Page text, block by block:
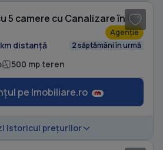
Casă individuală cu 5 camere cu Canalizare în Copou
Agenție
distanță 2 săptămâni în urmă
500 mp teren
pe Imobiliare.ro
istoricul prețurilor